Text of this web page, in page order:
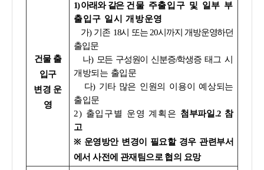
건물 출
입구
변경 운
영
1)아래와 같은 건물 주출입구 및 일부 부
출입구 일시 개방운영
가) 기존 18시 또는 20시까지 개방운영하던
출입문
나) 모든 구성원이 신분증/학생증태그 시
개방되는 출입문
다) 기타많은 인원의 이용이 예상되는
출입문
2) 출입구별 운영 계획은 첨부파일.2 참
고
※ 운영방안 변경이 필요할 경우 관련부서
에서 사전에 관재팀으로 협의 요망